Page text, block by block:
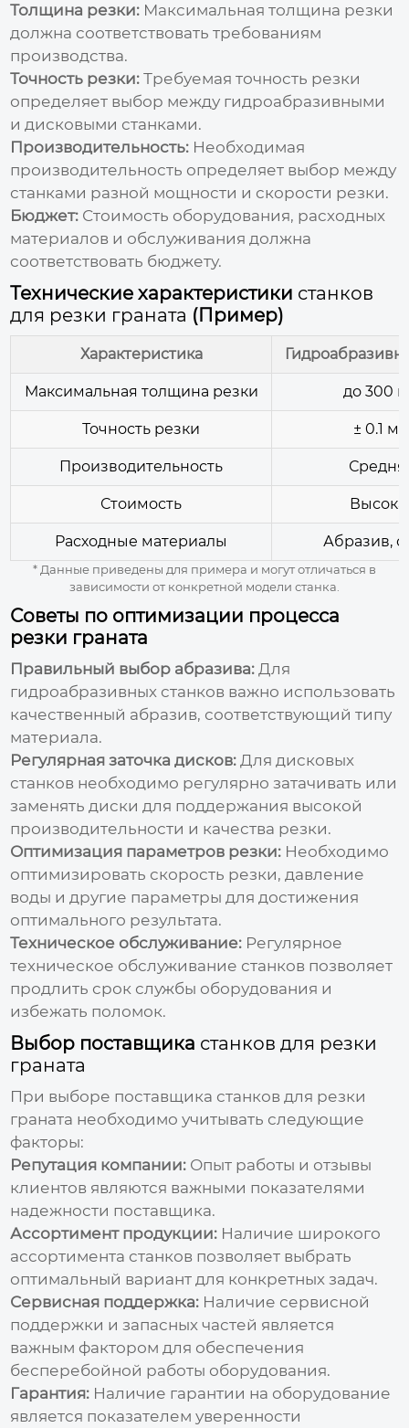
Толщина резки: Максимальная толщина резки
должна соответствовать требованиям
производства.
Точность резки: Требуемая точность резки
определяет выбор между гидроабразивными
и дисковыми станками.
Производительность: Необходимая
производительность определяет выбор между
станками разной мощности и скорости резки.
Бюджет: Стоимость оборудования, расходных
материалов и обслуживания должна
соответствовать бюджету.
Технические характеристики станков
для резки граната (Пример)
Характеристика
Максимальная толщина резки до 300
Точность резки ± 0.1
Производительность
Стоимость
Расходные материалы Абразив,
* Данные приведены для примера и могут отличаться в
зависимости от конкретной модели станка.
Советы по оптимизации процесса
резки граната
Правильный выбор абразива: Для
гидроабразивных станков важно использовать
качественный абразив, соответствующий типу
материала.
Регулярная заточка дисков: Для дисковых
станков необходимо регулярно затачивать или
заменять диски для поддержания высокой
производительности и качества резки.
Оптимизация параметров резки: Необходимо
оптимизировать скорость резки, давление
воды и другие параметры для достижения
оптимального результата.
Техническое обслуживание: Регулярное
техническое обслуживание станков позволяет
продлить срок службы оборудования и
избежать поломок.
Выбор поставщика станков для резки
граната
При выборе поставщика станков для резки
граната необходимо учитывать следующие
факторы:
Репутация компании: Опыт работы и отзывы
клиентов являются важными показателями
надежности поставщика.
Ассортимент продукции: Наличие широкого
ассортимента станков позволяет выбрать
оптимальный вариант для конкретных задач.
Сервисная поддержка: Наличие сервисной
поддержки и запасных частей является
важным фактором для обеспечения
бесперебойной работы оборудования.
Гарантия: Наличие гарантии на оборудование
является показателем уверенности